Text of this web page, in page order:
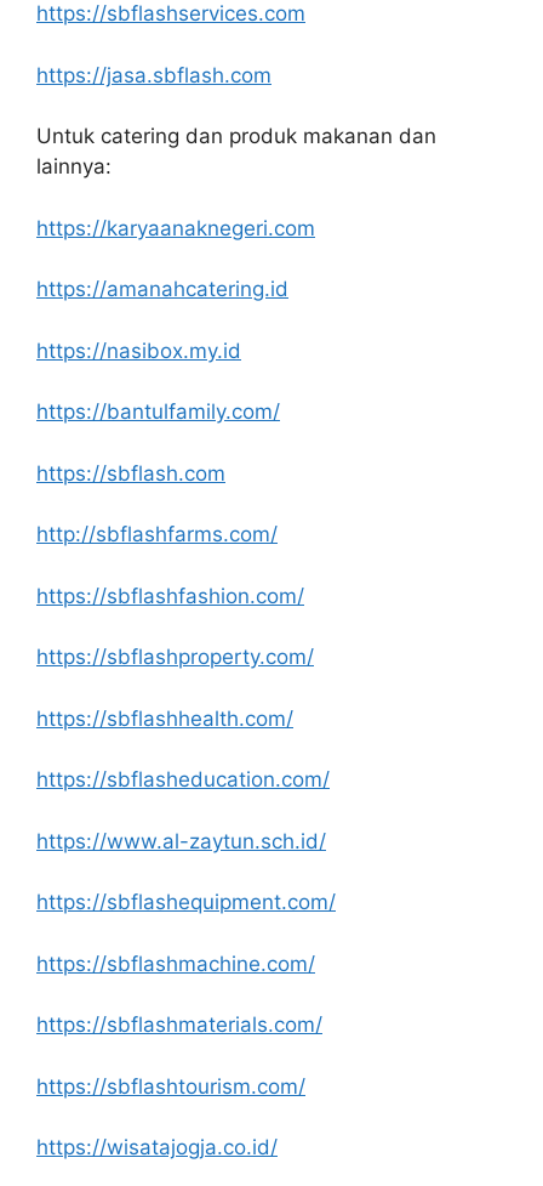
https://sbflashservices.com
https://jasa.sbflash.com
Untuk catering dan produk makanan dan
lainnya:
https://karyaanaknegeri.com
https://amanahcatering.id
https://nasibox.my.id
https://bantulfamily.com/
https://sbflash.com
http://sbflashfarms.com/
https://sbflashfashion.com/
https://sbflashproperty.com/
https://sbflashhealth.com/
https://sbflasheducation.com/
https://www.al-zaytun.sch.id/
https://sbflashequipment.com/
https://sbflashmachine.com/
https://sbflashmaterials.com/
https://sbflashtourism.com/
https://wisatajogja.co.id/